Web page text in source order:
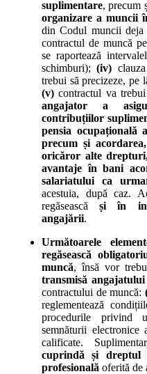
suplimentare, precum
organizare a muncii
din Codul muncii deja
contractul de muncă
se raportează
schimburi);(iv)
trebui să precizeze, pe
(v) contractul va trebui
angajator a
contribuțiilor
pensia ocupațională
precum și
oricăror alte
avantaje în bani
salariatului ca
acestuia, după caz.
regăseascăși în
angajării.
Următoarele
regăsească
muncă, însă vor
transmisă angajatului
contractului de muncă:
reglementează
procedurile privind
semnăturii electronice
calificate.
cuprindă și dreptul
profesională oferită de